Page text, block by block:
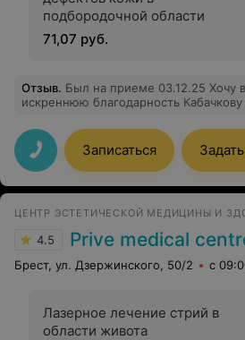
подбородочной области
71,07 руб.
Отзыв. Был на приеме 03.12.25 Хочу выразить
искреннюю благодарность
зубы мудрости начали разрушаться и
дискомфорт, но страх перед
сильнее. Когда стало понятно, что
верхних зуба мудрости, я очень
Николаевич справился с задачей
буквально в первые минуты.
10 минут, рука у врача не дрогнула
я практически не почувстовал.
отлично, без осложнений и лишних
ощущений. По его образованию и
спокойное и мастерское
Николаевич — настоящий
Записаться
ЦЕНТР ЭСТЕТИЧЕСКОЙ МЕДИЦИНЫ И
4.5 Prive medical
Брест, ул. Дзержинского, 50/2 с
Лазерное лечение стрий в
области живота